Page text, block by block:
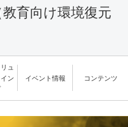
育向け環境復元
ュ
ン
イベント情報 コンテンツ